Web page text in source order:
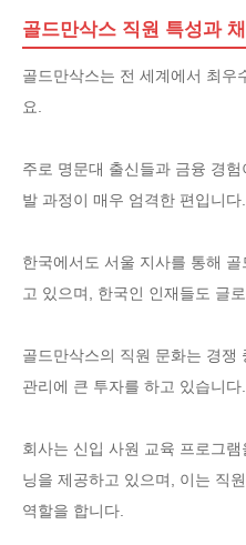
골드만삭스 직원 특성과
골드만삭스는 전 세계에서 최우
요.
주로 명문대 출신들과 금융 경
발 과정이 매우 엄격한 편입니다.
한국에서도 서울 지사를 통해
고 있으며, 한국인 인재들도 글
골드만삭스의 직원 문화는 경쟁
관리에 큰 투자를 하고 있습니다.
회사는 신입 사원 교육 프로그
닝을 제공하고 있으며, 이는 직
역할을 합니다.